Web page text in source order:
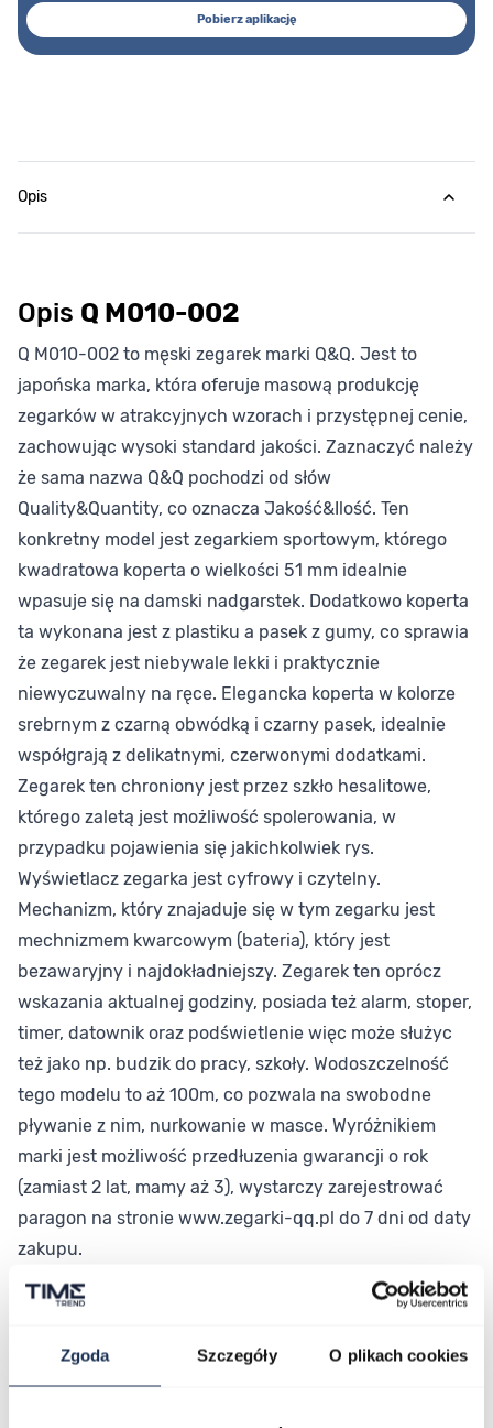
Zgoda Szczegóły O plikach cookies
Pobierz aplikację
Opis
Opis Q M010-002
Q M010-002 to męski zegarek marki Q&Q. Jest to
japońska marka, która oferuje masową produkcję
zegarków w atrakcyjnych wzorach i przystępnej cenie,
zachowując wysoki standard jakości. Zaznaczyć należy
że sama nazwa Q&Q pochodzi od słów
Quality&Quantity, co oznacza Jakość&Ilość. Ten
konkretny model jest zegarkiem sportowym, którego
kwadratowa koperta o wielkości 51 mm idealnie
wpasuje się na damski nadgarstek. Dodatkowo koperta
ta wykonana jest z plastiku a pasek z gumy, co sprawia
że zegarek jest niebywale lekki i praktycznie
niewyczuwalny na ręce. Elegancka koperta w kolorze
srebrnym z czarną obwódką i czarny pasek, idealnie
współgrają z delikatnymi, czerwonymi dodatkami.
Zegarek ten chroniony jest przez szkło hesalitowe,
którego zaletą jest możliwość spolerowania, w
przypadku pojawienia się jakichkolwiek rys.
Wyświetlacz zegarka jest cyfrowy i czytelny.
Mechanizm, który znajaduje się w tym zegarku jest
mechnizmem kwarcowym (bateria), który jest
bezawaryjny i najdokładniejszy. Zegarek ten oprócz
wskazania aktualnej godziny, posiada też alarm, stoper,
timer, datownik oraz podświetlenie więc może służyc
też jako np. budzik do pracy, szkoły. Wodoszczelność
tego modelu to aż 100m, co pozwala na swobodne
pływanie z nim, nurkowanie w masce. Wyróżnikiem
marki jest możliwość przedłuzenia gwarancji o rok
(zamiast 2 lat, mamy aż 3), wystarczy zarejestrować
paragon na stronie www.zegarki-qq.pl do 7 dni od daty
zakupu.
Parametry